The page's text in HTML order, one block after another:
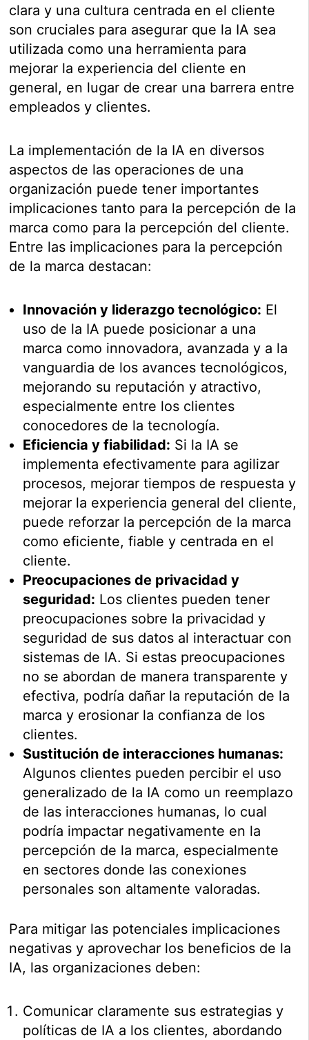
clara y una cultura centrada en el cliente
son cruciales para asegurar que la IA sea
utilizada como una herramienta para
mejorar la experiencia del cliente en
general, en lugar de crear una barrera entre
empleados y clientes.
La implementación de la IA en diversos
aspectos de las operaciones de una
organización puede tener importantes
implicaciones tanto para la percepción de la
marca como para la percepción del cliente.
Entre las implicaciones para la percepción
de la marca destacan:
Innovación y liderazgo tecnológico: El
uso de la IA puede posicionar a una
marca como innovadora, avanzada y a la
vanguardia de los avances tecnológicos,
mejorando su reputación y atractivo,
especialmente entre los clientes
conocedores de la tecnología.
Eficiencia y fiabilidad: Si la IA se
implementa efectivamente para agilizar
procesos, mejorar tiempos de respuesta y
mejorar la experiencia general del cliente,
puede reforzar la percepción de la marca
como eficiente, fiable y centrada en el
cliente.
Preocupaciones de privacidad y
seguridad: Los clientes pueden tener
preocupaciones sobre la privacidad y
seguridad de sus datos al interactuar con
sistemas de IA. Si estas preocupaciones
no se abordan de manera transparente y
efectiva, podría dañar la reputación de la
marca y erosionar la confianza de los
clientes.
Sustitución de interacciones humanas:
Algunos clientes pueden percibir el uso
generalizado de la IA como un reemplazo
de las interacciones humanas, lo cual
podría impactar negativamente en la
percepción de la marca, especialmente
en sectores donde las conexiones
personales son altamente valoradas.
Para mitigar las potenciales implicaciones
negativas y aprovechar los beneficios de la
IA, las organizaciones deben:
Comunicar claramente sus estrategias y
políticas de IA a los clientes, abordando